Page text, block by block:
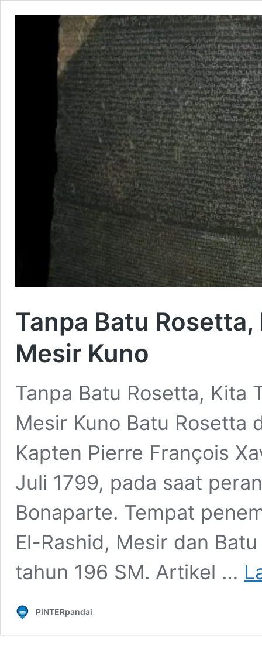
Tanpa Batu
Mesir Kuno
Tanpa Batu Rosetta, Kita
Mesir Kuno Batu Rosetta
Kapten Pierre François
Juli 1799, pada saat
Bonaparte. Tempat
El-Rashid, Mesir dan
tahun 196 SM. Artikel …
PINTERpandai